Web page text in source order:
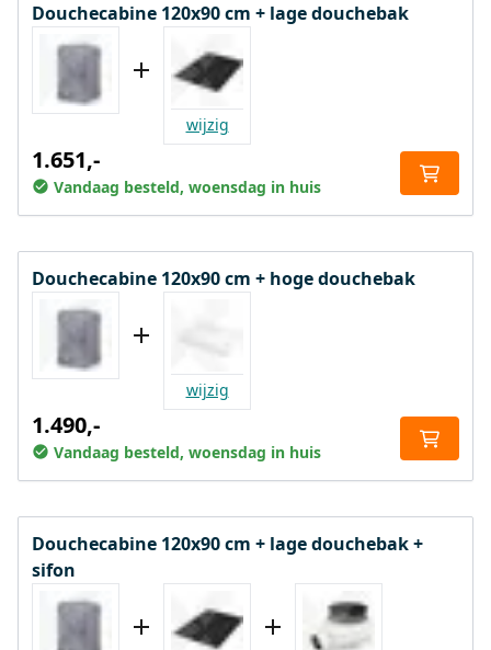
Douchecabine 120x90 cm + lage douchebak
wijzig
1.651,-
Vandaag besteld, woensdag in huis
Douchecabine 120x90 cm + hoge douchebak
wijzig
1.490,-
Vandaag besteld, woensdag in huis
Douchecabine 120x90 cm + lage douchebak +
sifon